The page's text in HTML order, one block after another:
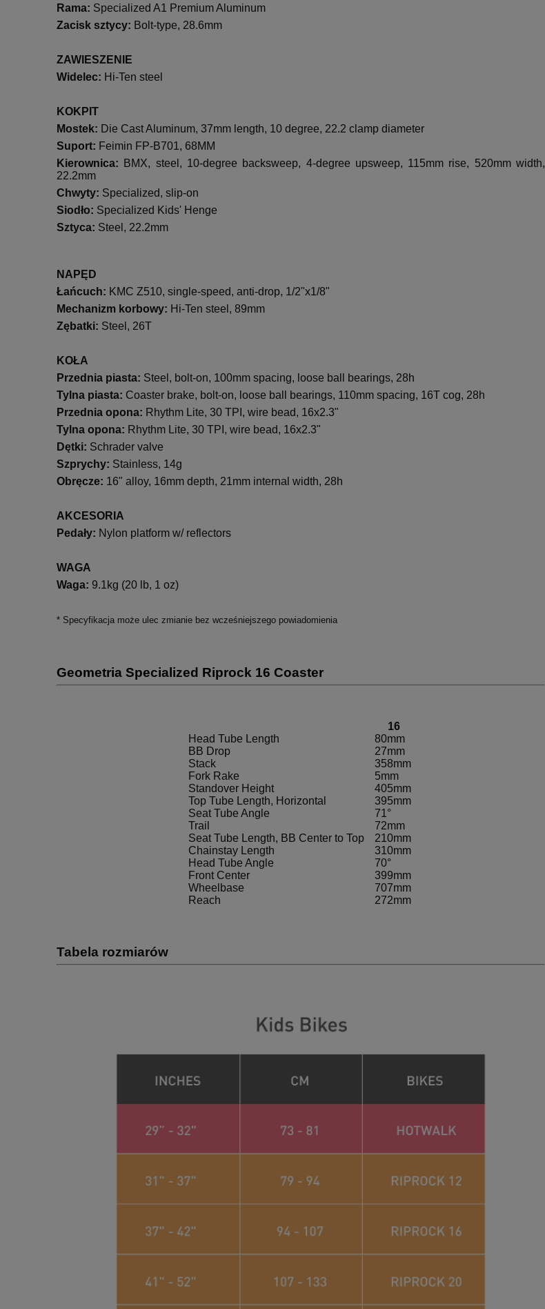
Rama: Specialized A1 Premium Aluminum
Zacisk sztycy: Bolt-type, 28.6mm
ZAWIESZENIE
Widelec: Hi-Ten steel
KOKPIT
Mostek: Die Cast Aluminum, 37mm length, 10 degree, 22.2 clamp diameter
Suport: Feimin FP-B701, 68MM
Kierownica:
BMX, steel, 10-degree backsweep, 4-degree upsweep, 115mm rise, 520mm width,
22.2mm
Chwyty: Specialized, slip-on
Siodło: Specialized Kids' Henge
Sztyca: Steel, 22.2mm
NAPĘD
Łańcuch: KMC Z510, single-speed, anti-drop, 1/2"x1/8"
Mechanizm korbowy: Hi-Ten steel, 89mm
Zębatki: Steel, 26T
KOŁA
Przednia piasta: Steel, bolt-on, 100mm spacing, loose ball bearings, 28h
Tylna piasta: Coaster brake, bolt-on, loose ball bearings, 110mm spacing, 16T cog, 28h
Przednia opona: Rhythm Lite, 30 TPI, wire bead, 16x2.3"
Tylna opona: Rhythm Lite, 30 TPI, wire bead, 16x2.3"
Dętki: Schrader valve
Szprychy: Stainless, 14g
Obręcze: 16" alloy, 16mm depth, 21mm internal width, 28h
AKCESORIA
Pedały: Nylon platform w/ reflectors
WAGA
Waga: 9.1kg (20 lb, 1 oz)
* Specyfikacja może ulec zmianie bez wcześniejszego powiadomienia
Geometria Specialized Riprock 16 Coaster
16
Head Tube Length
80mm
BB Drop
27mm
Stack
358mm
Fork Rake
5mm
Standover Height
405mm
Top Tube Length, Horizontal
395mm
Seat Tube Angle
71°
Trail
72mm
Seat Tube Length, BB Center to Top
210mm
Chainstay Length
310mm
Head Tube Angle
70°
Front Center
399mm
Wheelbase
707mm
Reach
272mm
Tabela rozmiarów